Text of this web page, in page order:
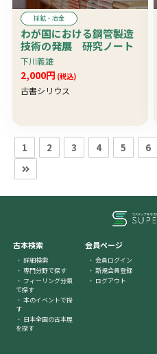
採鉱・冶金
わが国における鋼管製造
技術の発展 研究ノート
下川義雄
2,000円 (税込)
古書シリウス
1 2 3 4 5 6
古本検索
詳細検索
専門分野で探す
フィーリング分類
で探す
本のイベントで探
す
日本全国の古本屋
を探す
会員ページ
会員ログイン
新規会員登録
ログアウト